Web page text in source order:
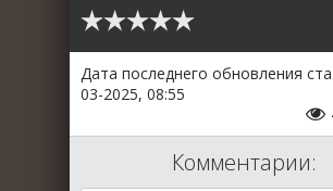
Дата последнего обновления
03-2025, 08:55
Комментарии: